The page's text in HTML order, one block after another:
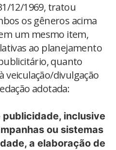
12/1969, tratou
os gêneros acima
um mesmo item,
ao planejamento
quanto
veiculação/divulgação
adotada:
publicidade, inclusive
ou sistemas
a elaboração de